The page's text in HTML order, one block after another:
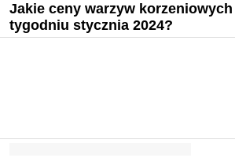
Jakie ceny warzyw
tygodniu stycznia 2024?